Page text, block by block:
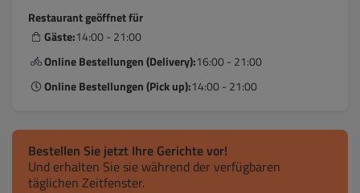
Restaurant geöffnet für
Gäste:14:00 - 21:00
Online Bestellungen (Delivery):16:00 - 21:00
Online Bestellungen (Pick up):14:00 - 21:00
Bestellen Sie jetzt Ihre Gerichte vor!
Und erhalten Sie sie während der verfügbaren
täglichen Zeitfenster.